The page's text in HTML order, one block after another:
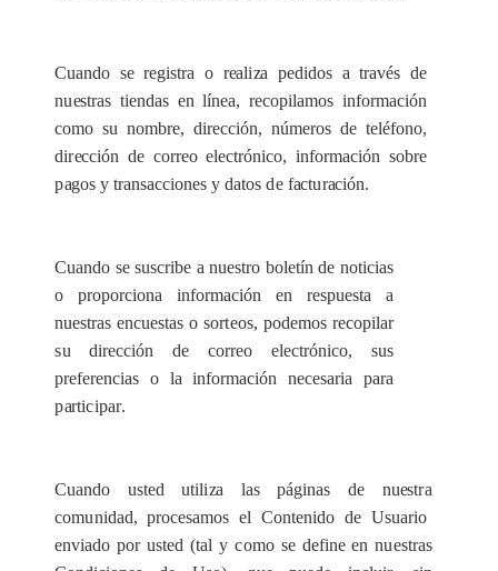
Cuando se registra o realiza pedidos a través de
nuestras tiendas en línea, recopilamos información
como su nombre, dirección, números de teléfono,
direcciónde correoelectrónico, información sobre
pagos y transacciones y datosde facturación.
Cuando se suscribe a nuestro boletín de noticias
o proporciona información en respuesta a
nuestrasencuestas o sorteos, podemos recopilar
su dirección de correo electrónico, sus
preferencias o la información necesaria para
participar.
Cuando usted utiliza las páginas de nuestra
comunidad, procesamos elContenido de Usuario
enviado por usted (tal ycomo se defineen nuestras